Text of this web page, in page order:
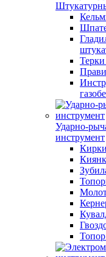
Ударно-
инструмент
Кирки
Топор